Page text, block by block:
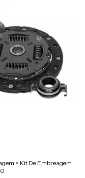
> Kit De Embreagem